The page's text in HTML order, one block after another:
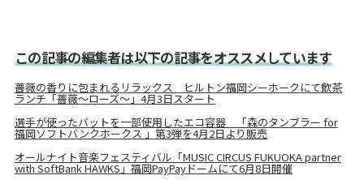
この記事の編集者は以下の記事をオススメしています
薔薇の香りに包まれるリラックス ヒルトン福岡シーホークにて飲茶
ランチ「薔薇～ローズ～」4月3日スタート
選手が使ったバットを一部使用したエコ容器 「森のタンブラー for
福岡ソフトバンクホークス 」第3弾を4月2日より販売
オールナイト音楽フェスティバル「MUSIC CIRCUS FUKUOKA partner
with SoftBank HAWKS」福岡PayPayドームにて6月8日開催